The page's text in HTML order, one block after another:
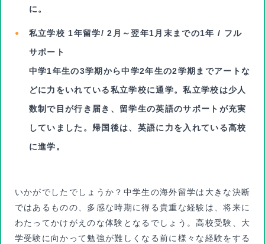
に。
私立学校 1年留学/ 2月～翌年1月末までの1年 / フル
サポート
中学1年生の3学期から中学2年生の2学期までアートな
どに力をいれている私立学校に通学。私立学校は少人
数制で目が行き届き、留学生の英語のサポートが充実
していました。帰国後は、英語に力を入れている高校
に進学。
いかがでしたでしょうか？中学生の海外留学は大きな決断
ではあるものの、多感な時期に得る貴重な経験は、将来に
わたってかけがえのな体験となるでしょう。高校受験、大
学受験に向かって勉強が難しくなる前に様々な経験をする